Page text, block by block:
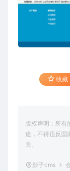
收藏
版权声明：所有
途，不得违反国
关。
影子cms